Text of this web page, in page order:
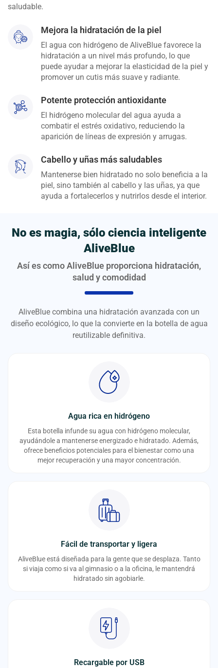
saludable.
Mejora la hidratación de la piel
El agua con hidrógeno de AliveBlue favorece la
hidratación a un nivel más profundo, lo que
puede ayudar a mejorar la elasticidad de la piel y
promover un cutis más suave y radiante.
Potente protección antioxidante
El hidrógeno molecular del agua ayuda a
combatir el estrés oxidativo, reduciendo la
aparición de líneas de expresión y arrugas.
Cabello y uñas más saludables
Mantenerse bien hidratado no solo beneficia a la
piel, sino también al cabello y las uñas, ya que
ayuda a fortalecerlos y nutrirlos desde el interior.
No es magia, sólo ciencia inteligente
AliveBlue
Así es como AliveBlue proporciona hidratación,
salud y comodidad
AliveBlue combina una hidratación avanzada con un
diseño ecológico, lo que la convierte en la botella de agua
reutilizable definitiva.
Agua rica en hidrógeno
Esta botella infunde su agua con hidrógeno molecular,
ayudándole a mantenerse energizado e hidratado. Además,
ofrece beneficios potenciales para el bienestar como una
mejor recuperación y una mayor concentración.
Fácil de transportar y ligera
AliveBlue está diseñada para la gente que se desplaza. Tanto
si viaja como si va al gimnasio o a la oficina, le mantendrá
hidratado sin agobiarle.
Recargable por USB